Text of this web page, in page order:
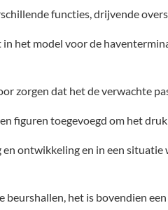
functies, drijvende
het model voor de
zorgen dat het de verwachte
figuren toegevoegd om het
ontwikkeling en in een
het is bovendien